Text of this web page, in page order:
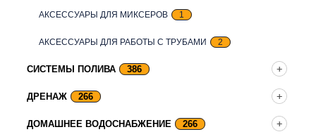
АКСЕССУАРЫ ДЛЯ МИКСЕРОВ 1
АКСЕССУАРЫ ДЛЯ РАБОТЫ С ТРУБАМИ 2
СИСТЕМЫ ПОЛИВА 386
ДРЕНАЖ 266
ДОМАШНЕЕ ВОДОСНАБЖЕНИЕ 266